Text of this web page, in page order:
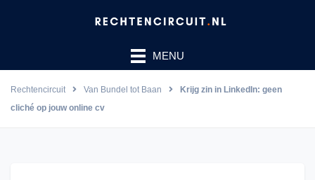
MENU
Rechtencircuit Van Bundel tot Baan
Krijg zin in LinkedIn: geen
cliché op jouw online cv